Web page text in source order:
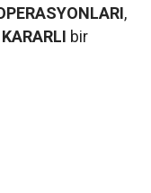
,
KARARLI bir